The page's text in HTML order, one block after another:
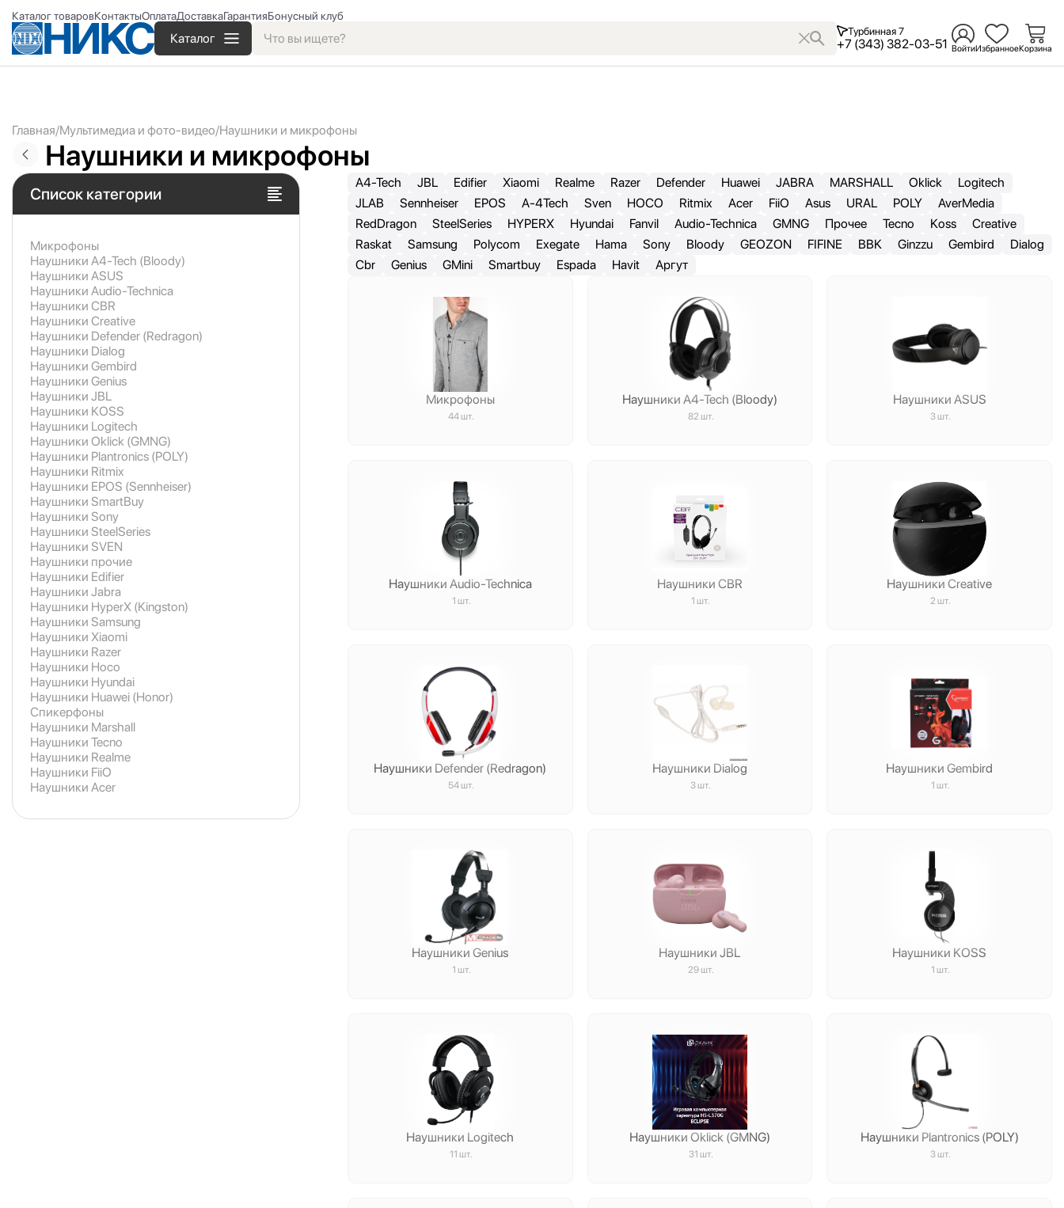
Каталог товаровКонтактыОплатаДоставкаГарантияБонусный клуб
Каталог Турбинная 7
+7 (343) 382-03-51 ВойтиИзбранноеКорзина
Главная Мультимедиа и фото-видео Наушники и микрофоны
Наушники и микрофоны
Список категории
Микрофоны
Наушники A4-Tech (Bloody)
Наушники ASUS
Наушники Audio-Technica
Наушники CBR
Наушники Creative
Наушники Defender (Redragon)
Наушники Dialog
Наушники Gembird
Наушники Genius
Наушники JBL
Наушники KOSS
Наушники Logitech
Наушники Oklick (GMNG)
Наушники Plantronics (POLY)
Наушники Ritmix
Наушники EPOS (Sennheiser)
Наушники SmartBuy
Наушники Sony
Наушники SteelSeries
Наушники SVEN
Наушники прочие
Наушники Edifier
Наушники Jabra
Наушники HyperX (Kingston)
Наушники Samsung
Наушники Xiaomi
Наушники Razer
Наушники Hoco
Наушники Hyundai
Наушники Huawei (Honor)
Спикерфоны
Наушники Marshall
Наушники Tecno
Наушники Realme
Наушники FiiO
Наушники Acer
A4-Tech JBL Edifier Xiaomi Realme Razer Defender Huawei JABRA MARSHALL Oklick
Logitech
JLAB
Sennheiser EPOS A-4Tech Sven HOCO Ritmix Acer FiiO Asus URAL POLY
AverMedia
RedDragon
SteelSeries HYPERX Hyundai Fanvil Audio-Technica GMNG Прочее Tecno Koss
Creative
Raskat
Samsung Polycom Exegate Hama Sony Bloody GEOZON FIFINE BBK Ginzzu Gembird
Dialog
Cbr
Genius GMini Smartbuy Espada Havit Аргут
Микрофоны
44 шт.
Наушники A4-Tech (Bloody)
82 шт.
Наушники ASUS
3 шт.
Наушники Audio-Technica
1 шт.
Наушники CBR
1 шт.
Наушники Creative
2 шт.
Наушники Defender (Redragon)
54 шт.
Наушники Dialog
3 шт.
Наушники Gembird
1 шт.
Наушники Genius
1 шт.
Наушники JBL
29 шт.
Наушники KOSS
1 шт.
Наушники Logitech
11 шт.
Наушники Oklick (GMNG)
31 шт.
Наушники Plantronics (POLY)
3 шт.